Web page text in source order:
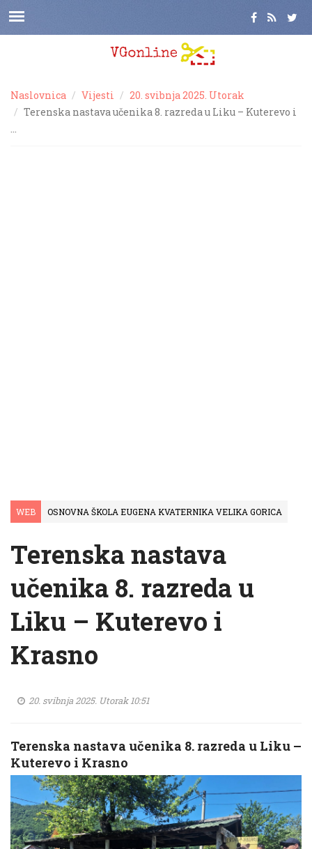
Naslovnica Vijesti
20. svibnja 2025. Utorak
Terenska nastava učenika 8. razreda u Liku – Kuterevo i
…
WEB OSNOVNA ŠKOLA EUGENA KVATERNIKA VELIKA GORICA
Terenska nastava
učenika 8. razreda u
Liku – Kuterevo i
Krasno
20. svibnja 2025. Utorak 10:51
Terenska nastava učenika 8. razreda u Liku –
Kuterevo i Krasno